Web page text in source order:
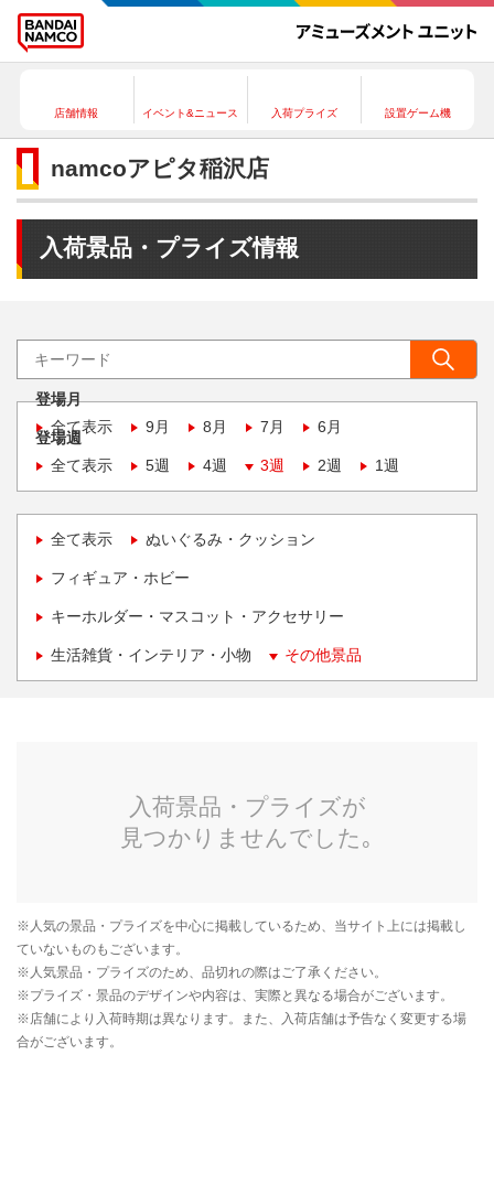
店舗情報 イベント&ニュース 入荷プライズ 設置ゲーム機
namcoアピタ稲沢店
入荷景品・プライズ情報
登場月
全て表示
9月 8月 7月 6月
登場週
全て表示
5週 4週 3週 2週 1週
全て表示 ぬいぐるみ・クッション
フィギュア・ホビー
キーホルダー・マスコット・アクセサリー
生活雑貨・インテリア・小物 その他景品